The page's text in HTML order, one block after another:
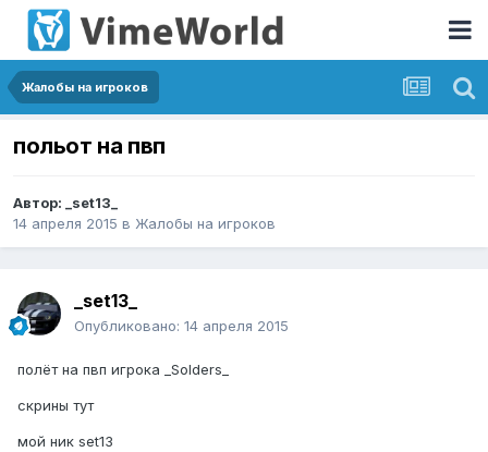
Жалобы на игроков
польот на пвп
Автор: _set13_
14 апреля 2015 в Жалобы на игроков
_set13_
Опубликовано: 14 апреля 2015
полёт на пвп игрока _Solders_
скрины тут
мой ник set13